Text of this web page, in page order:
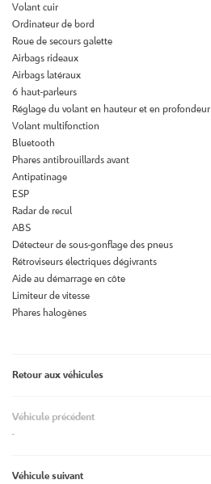
Volant cuir
Ordinateur de bord
Roue de secours galette
Airbags rideaux
Airbags latéraux
6 haut-parleurs
Réglage du volant en hauteur et en profondeur
Volant multifonction
Bluetooth
Phares antibrouillards avant
Antipatinage
ESP
Radar de recul
ABS
Détecteur de sous-gonflage des pneus
Rétroviseurs électriques dégivrants
Aide au démarrage en côte
Limiteur de vitesse
Phares halogènes
Retour aux véhicules
Véhicule précédent
-
Véhicule suivant